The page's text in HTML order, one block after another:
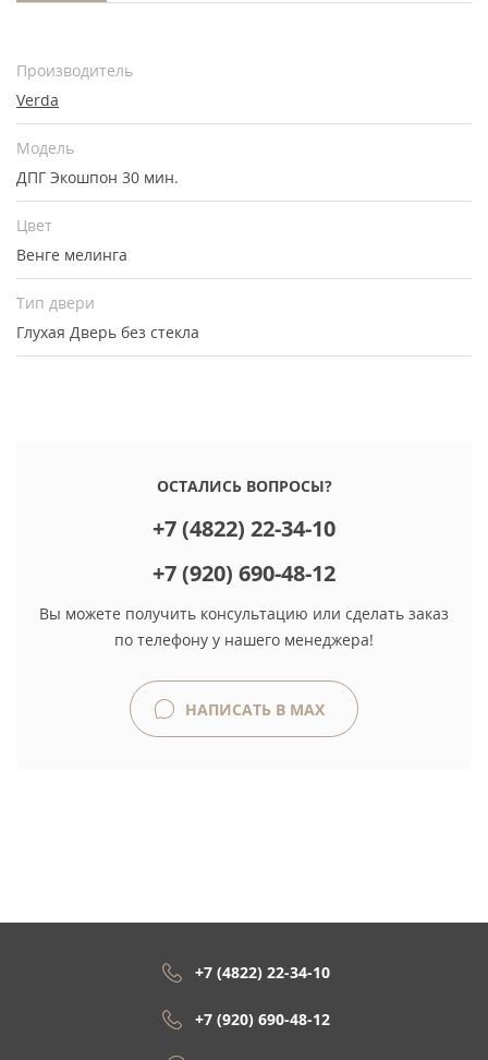
Производитель
Verda
Модель
ДПГ Экошпон 30 мин.
Цвет
Венге мелинга
Тип двери
Глухая Дверь без стекла
ОСТАЛИСЬ ВОПРОСЫ?
+7 (4822) 22-34-10
+7 (920) 690-48-12
Вы можете получить консультацию или сделать заказ
по телефону у нашего менеджера!
НАПИСАТЬ В MAX
+7 (4822) 22-34-10
+7 (920) 690-48-12